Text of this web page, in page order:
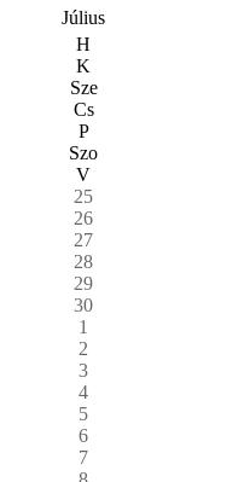
Július
H
K
Sze
Cs
P
Szo
V
25
26
27
28
29
30
1
2
3
4
5
6
7